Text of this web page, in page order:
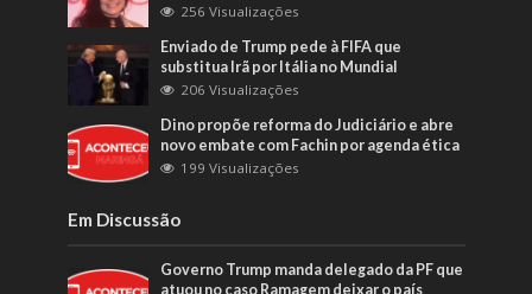
256 Visualizações
Enviado de Trump pede à FIFA que
substitua Irã por Itália no Mundial
206 Visualizações
Dino propõe reforma do Judiciário e abre
novo embate com Fachin por agenda ética
199 Visualizações
Em Discussão
Governo Trump manda delegado da PF que
atuou no caso Ramagem deixar o país